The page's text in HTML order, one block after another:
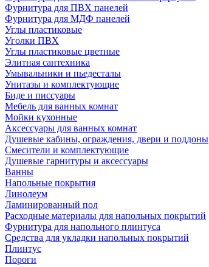
Фурнитура для ПВХ панелей
Фурнитура для МДФ панелей
Углы пластиковые
Уголки ПВХ
Углы пластиковые цветные
Элитная сантехника
Умывальники и пьедесталы
Унитазы и комплектующие
Биде и писсуары
Мебель для ванных комнат
Мойки кухонные
Аксессуары для ванных комнат
Душевые кабины, ограждения, двери и поддоны
Смесители и комплектующие
Душевые гарнитуры и аксессуары
Ванны
Напольные покрытия
Линолеум
Ламинированный пол
Расходные материалы для напольных покрытий
Фурнитура для напольного плинтуса
Средства для укладки напольных покрытий
Плинтус
Пороги